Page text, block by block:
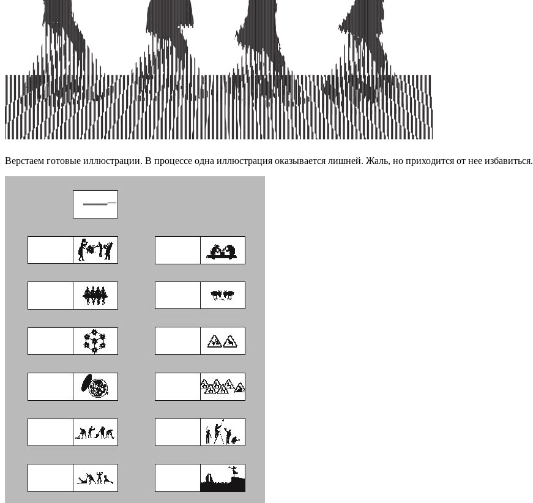
Верстаем готовые иллюстрации. В процессе одна иллюстрация оказывается лишней. Жаль, но приходится от нее избавиться.